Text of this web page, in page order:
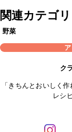
関連カテゴリ
野菜
ク
「きちんとおいしく
レシ